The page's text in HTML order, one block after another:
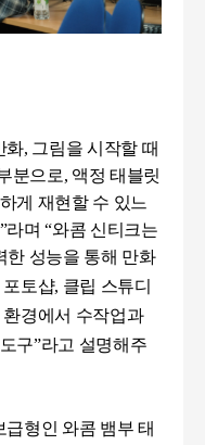
화, 그림을 시작할 때
분으로, 액정 태블릿
게 재현할 수 있느
”라며“와콤 신티크는
한 성능을 통해 만화
포토샵, 클립 스튜디
경에서 수작업과
구”라고 설명해주
형인 와콤 뱀부 태